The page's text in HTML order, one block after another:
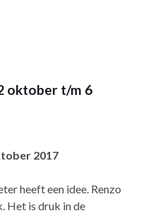
oktober t/m 6
2017
heeft een idee. Renzo
Het is druk in de